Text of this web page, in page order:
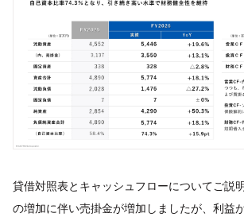
貸借対照表とキャッシュフローについてご説
の増加に伴い売掛金が増加しましたが、利益